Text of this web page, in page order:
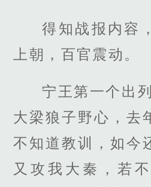
得知战报内容
上朝，百官震动。
宁王第一个出
大梁狼子野心，去
不知道教训，如今
又攻我大秦，若